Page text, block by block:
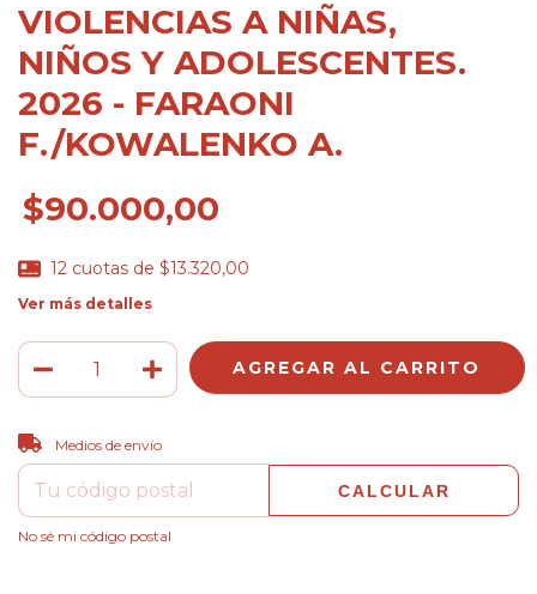
VIOLENCIAS A NIÑAS,
NIÑOS Y ADOLESCENTES.
2026 - FARAONI
F./KOWALENKO A.
$90.000,00
12 cuotas de $13.320,00
Ver más detalles
Entregas para el CP:
Medios de envío
CALCULAR
No sé mi código postal